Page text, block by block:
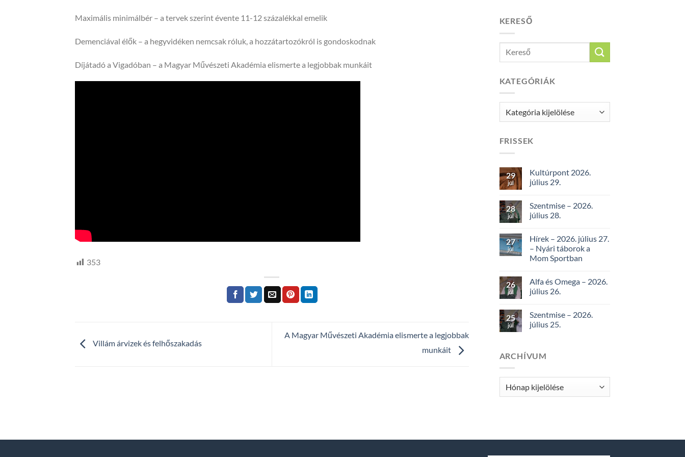
Maximális minimálbér – a tervek szerint évente 11-12 százalékkal emelik
Demenciával élők – a hegyvidéken nemcsak róluk, a hozzátartozókról is gondoskodnak
Díjátadó a Vigadóban – a Magyar Művészeti Akadémia elismerte a legjobbak munkáit
353
Villám árvizek és felhőszakadás
A Magyar Művészeti Akadémia elismerte a legjobbak
munkáit
KERESŐ
KATEGÓRIÁK
Kategóriák
FRISSEK
29
júl
Kultúrpont 2026.
július 29.
28
júl
Szentmise – 2026.
július 28.
27
júl
Hírek – 2026. július 27.
– Nyári táborok a
Mom Sportban
26
júl
Alfa és Omega – 2026.
július 26.
25
júl
Szentmise – 2026.
július 25.
ARCHÍVUM
Archívum